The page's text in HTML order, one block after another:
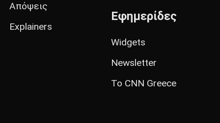
Απόψεις
Explainers
Εφημερίδες
Widgets
Newsletter
Το CNN Greece